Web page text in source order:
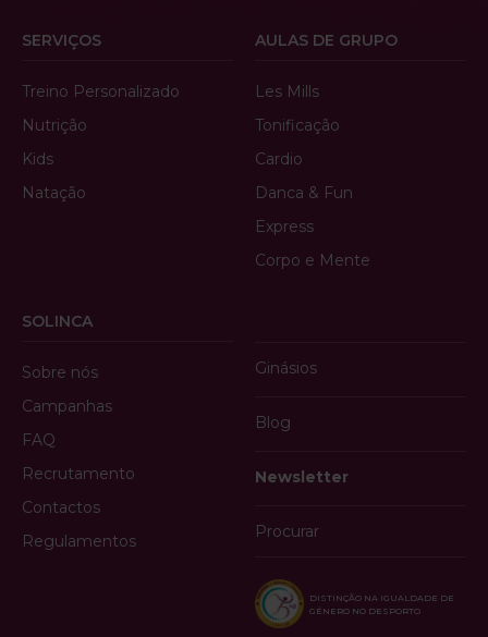
SERVIÇOS
Treino Personalizado
Nutrição
Kids
Natação
AULAS DE GRUPO
Les Mills
Tonificação
Cardio
Danca & Fun
Express
Corpo e Mente
SOLINCA
Sobre nós
Campanhas
FAQ
Recrutamento
Contactos
Regulamentos
Ginásios
Blog
Newsletter
Procurar
DISTINÇÃO NA IGUALDADE DE
GÉNERO NO DESPORTO